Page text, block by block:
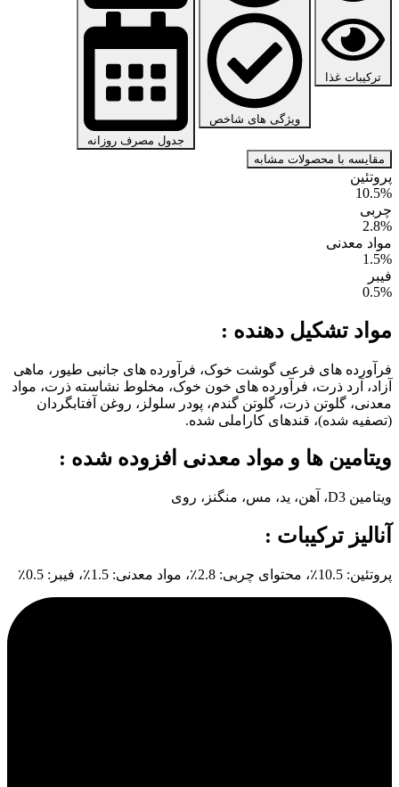
ترکیبات غذا
ویژگی های شاخص
جدول مصرف روزانه
مقایسه با محصولات مشابه
پروتئین
10.5%
چربی
2.8%
مواد معدنی
1.5%
فیبر
0.5%
مواد تشکیل دهنده :
فرآورده های فرعی گوشت خوک، فرآورده های جانبی طیور، ماهی
آزاد، آرد ذرت، فرآورده های خون خوک، مخلوط نشاسته ذرت، مواد
معدنی، گلوتن ذرت، گلوتن گندم، پودر سلولز، روغن آفتابگردان
(تصفیه شده)، قندهای کاراملی شده.
ویتامین ها و مواد معدنی افزوده شده :
ویتامین D3، آهن، ید، مس، منگنز، روی
آنالیز ترکیبات :
پروتئین: 10.5٪، محتوای چربی: 2.8٪، مواد معدنی: 1.5٪، فیبر: 0.5٪